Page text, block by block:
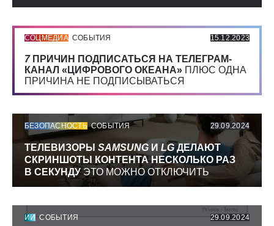
СОЦМЕДИА СОБЫТИЯ 15.12.2023
7 ПРИЧИН ПОДПИСАТЬСЯ НА ТЕЛЕГРАМ-
КАНАЛ «ЦИФРОВОГО ОКЕАНА» ПЛЮС ОДНА
ПРИЧИНА НЕ ПОДПИСЫВАТЬСЯ
БЕЗОПАСНОСТЬ СОБЫТИЯ 29.09.2024
ТЕЛЕВИЗОРЫ SAMSUNG И LGДЕЛАЮТ
СКРИНШОТЫ КОНТЕНТА НЕСКОЛЬКО РАЗ
В СЕКУНДУЭТО МОЖНО ОТКЛЮЧИТЬ
ИИ СОБЫТИЯ 29.09.2024